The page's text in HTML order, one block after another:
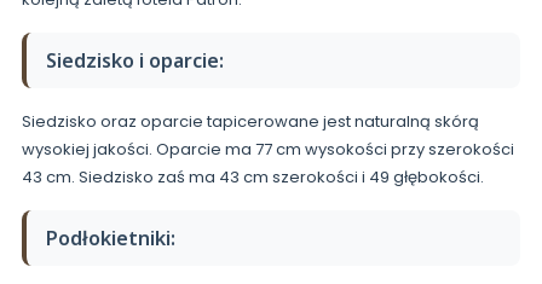
Siedzisko i oparcie:
Siedzisko oraz oparcie tapicerowane jest naturalną skórą
wysokiej jakości. Oparcie ma 77 cm wysokości przy szerokości
43 cm. Siedzisko zaś ma 43 cm szerokości i 49 głębokości.
Podłokietniki: